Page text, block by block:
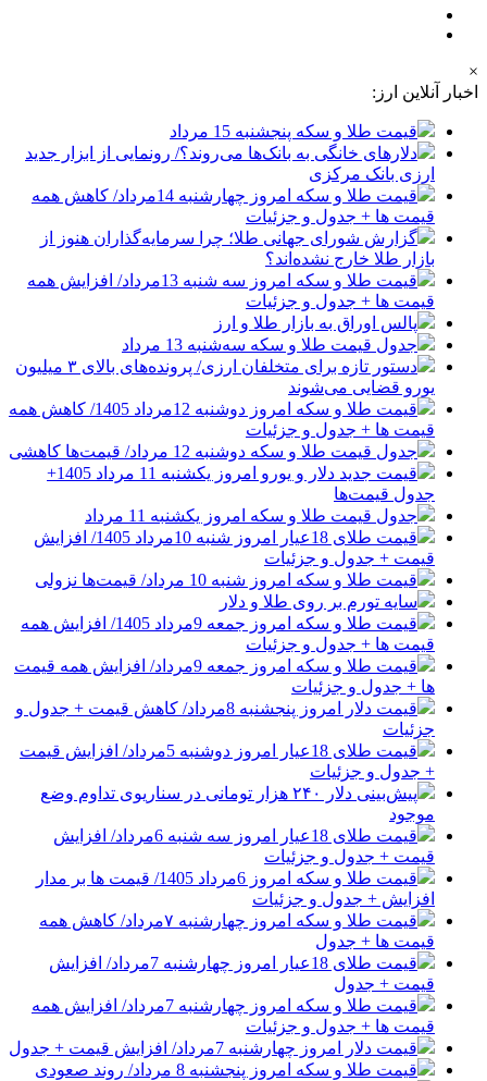
×
اخبار آنلاین ارز:
قیمت طلا و سکه پنجشنبه 15 مرداد
دلارهای خانگی به بانک‌ها می‌روند؟/ رونمایی از ابزار جدید
ارزی بانک مرکزی
قیمت طلا و سکه امروز چهارشنبه 14مرداد/ کاهش همه
قیمت ها + جدول و جزئیات
گزارش شورای جهانی طلا؛ چرا سرمایه‌گذاران هنوز از
بازار طلا خارج نشده‌اند؟
قیمت طلا و سکه امروز سه شنبه 13مرداد/ افزایش همه
قیمت ها + جدول و جزئیات
پالس اوراق به بازار طلا و ارز
جدول قیمت طلا و سکه سه‌شنبه 13 مرداد
دستور تازه برای متخلفان ارزی/ پرونده‌های بالای ۳ میلیون
یورو قضایی می‌شوند
قیمت طلا و سکه امروز دوشنبه 12مرداد 1405/ کاهش همه
قیمت ها + جدول و جزئیات
جدول قیمت طلا و سکه دوشنبه 12 مرداد/ قیمت‌ها کاهشی
قیمت جدید دلار و یورو امروز یکشنبه 11 مرداد 1405+
جدول قیمت‌ها
جدول قیمت طلا و سکه امروز یکشنبه 11 مرداد
قیمت طلای 18عیار امروز شنبه 10مرداد 1405/ افزایش
قیمت + جدول و جزئیات
قیمت طلا و سکه امروز شنبه 10 مرداد/ قیمت‌ها نزولی
سایه تورم بر روی طلا و دلار
قیمت طلا و سکه امروز جمعه 9مرداد 1405/ افزایش همه
قیمت ها + جدول و جزئیات
قیمت طلا و سکه امروز جمعه 9مرداد/ افزایش همه قیمت
ها + جدول و جزئیات
قیمت دلار امروز پنجشنبه 8مرداد/ کاهش قیمت + جدول و
جزئیات
قیمت طلای 18عیار امروز دوشنبه 5مرداد/ افزایش قیمت
+ جدول و جزئیات
پیش‌بینی دلار ۲۴۰ هزار تومانی در سناریوی تداوم وضع
موجود
قیمت طلای 18عیار امروز سه شنبه 6مرداد/ افزایش
قیمت + جدول و جزئیات
قیمت طلا و سکه امروز 6مرداد 1405/ قیمت ها بر مدار
افزایش + جدول و جزئیات
قیمت طلا و سکه امروز چهارشنبه ۷مرداد/ کاهش همه
قیمت ها + جدول
قیمت طلای 18عیار امروز چهارشنبه 7مرداد/ افزایش
قیمت + جدول
قیمت طلا و سکه امروز چهارشنبه 7مرداد/ افزایش همه
قیمت ها + جدول و جزئیات
قیمت دلار امروز چهارشنبه 7مرداد/ افزایش قیمت + جدول
قیمت طلا و سکه امروز پنجشنبه 8 مرداد/ روند صعودی